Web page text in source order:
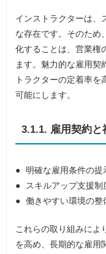
インストラクターは、
な存在です。そのため
化することは、営業権
ます。魅力的な雇用契
トラクターの定着率
可能にします。
3.1.1. 雇用契約と
明確な雇用条件の提
スキルアップ支援制
働きやすい環境の整
これらの取り組みによ
を高め、長期的な雇用